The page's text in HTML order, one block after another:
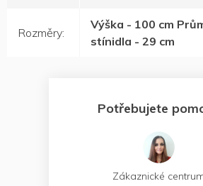
Rozměry:
Výška - 100 cm
stínidla - 29 cm
Potřebujete
Zákaznické